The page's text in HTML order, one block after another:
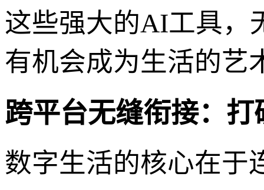
这些强大的AI工具，
有机会成为生活的艺
跨平台无缝衔接：
数字生活的核心在于